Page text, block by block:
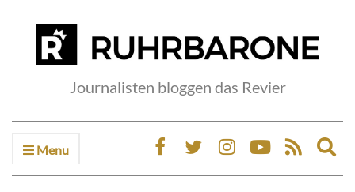
Journalisten bloggen das Revier
Menu